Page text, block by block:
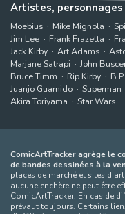
Artistes,
Moebius Mike Mignola
Jim Lee
Frank Frazetta
Jack Kirby
Art Adams
Marjane Satrapi
John
Bruce Timm
Rip Kirby
Juanjo Guarnido
Superman
Akira Toriyama
Star Wars
ComicArtTracker agrège le
de bandes dessinées à la
places de marché et sites
aucune enchère ne peut être
ComicArtTracker. En cas de
prévaut toujours. Certains